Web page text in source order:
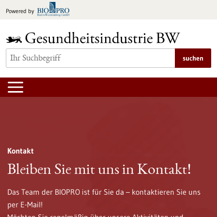
Inhalt
Powered by
suchen
Kontakt
Bleiben Sie mit uns in Kontakt!
Das Team der BIOPRO ist für Sie da – kontaktieren Sie uns
per E-Mail!
Wegweiser Regulatorik
Wegweiser Regulatorik
Der Wegweiser Regulatorik Gesundheitsindustrie BW der
Innovation und Startups
entlang des gesamten Gründungsprozesses. Das Angebot